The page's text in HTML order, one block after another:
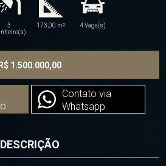
3
173,00 m² 4 Vaga(s)
R$ 1.500.000,00
Contato via
Whatsapp
DESCRIÇÃO